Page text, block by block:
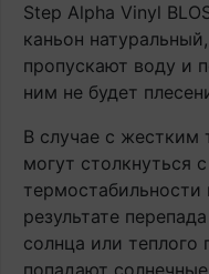
Step Alpha Vinyl
каньон
пропускают воду и
ним не будет
В случае с жестким
могут столкнуться
результате
солнца или теплого
попадают